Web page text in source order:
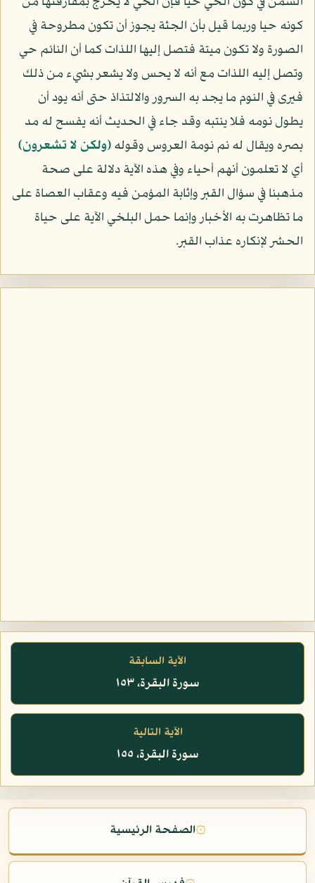
كونه حيا وربما قيل بأن الجثة يجوز أن تكون مطروحة في
الصورة ولا تكون ميتة فتصل إليها اللذات كما أن النائم حي
وتصل إليه اللذات مع أنه لا يحس ولا يشعر بشيء من ذلك
فيرى في النوم ما يجد به السرور والالتذاذ حتى أنه يود أن
يطول نومه فلا ينتبه وقد جاء في الحديث أنه يفسح له مد
بصره ويقال له نم نومة العروس وقوله﴿ولكن لا تشعرون﴾
أي لا تعلمون أنهم أحياء وفي هذه الآية دلالة على صحة
مذهبنا في سؤال القبر وإثابة المؤمن فيه وعقاب العصاة على
ما تظاهرت به الأخبار وإنما حمل البلخي الآية على حياة
الحشر لإنكاره عذاب القبر.
الآية السابقة
سورة البقرة، ١٥٣
الآية التالية
سورة البقرة، ١٥٥
۞الصفحة الرئيسية